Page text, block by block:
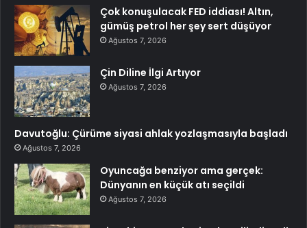
Çok konuşulacak FED iddiası! Altın,
gümüş petrol her şey sert düşüyor
Ağustos 7, 2026
Çin Diline İlgi Artıyor
Ağustos 7, 2026
Davutoğlu: Çürüme siyasi ahlak yozlaşmasıyla başladı
Ağustos 7, 2026
Oyuncağa benziyor ama gerçek:
Dünyanın en küçük atı seçildi
Ağustos 7, 2026